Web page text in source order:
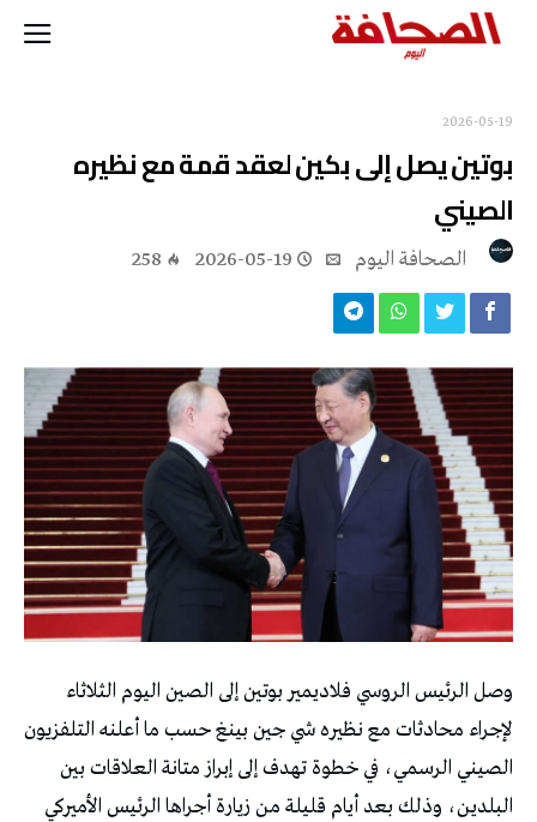
2026-05-19
بوتين يصل إلى بكين لعقد قمة مع نظيره
الصيني
2026-05-19
258
وصل الرئيس الروسي فلاديمير بوتين إلى الصين اليوم الثلاثاء
لإجراء محادثات مع نظيره شي جين بينغ حسب ما أعلنه التلفزيون
الصيني الرسمي، في خطوة تهدف إلى إبراز متانة العلاقات بين
البلدين، وذلك بعد أيام قليلة من زيارة أجراها الرئيس الأميركي